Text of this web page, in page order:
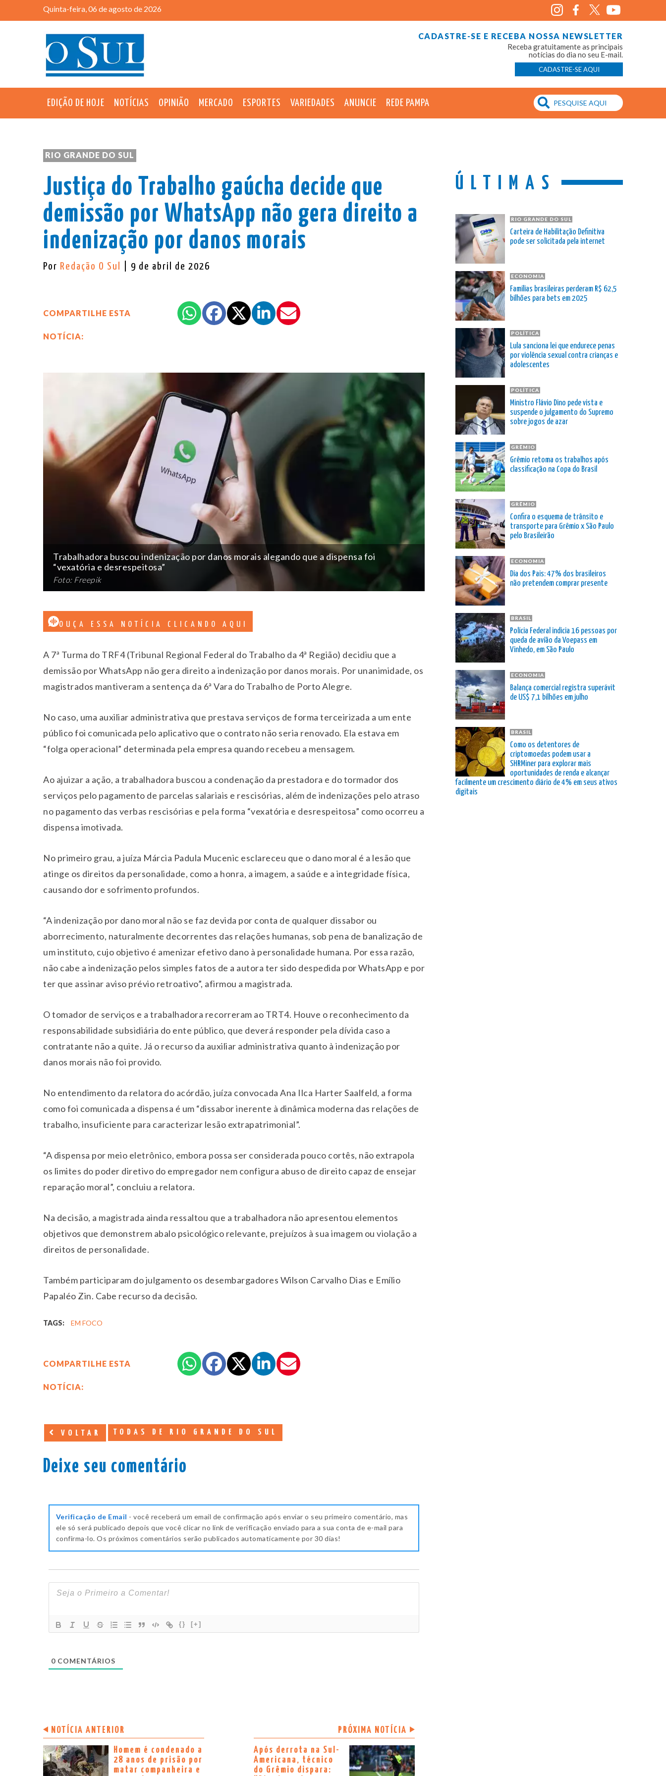
Quinta-feira, 06 de agosto de 2026
CADASTRE-SE E RECEBA NOSSA NEWSLETTER
Receba gratuitamente as principais
notícias do dia no seu E-mail.
CADASTRE-SE AQUI
EDIÇÃO DE HOJE NOTÍCIAS OPINIÃO MERCADO ESPORTES VARIEDADES ANUNCIE REDE PAMPA
RIO GRANDE DO SUL
Justiça do Trabalho gaúcha decide que
demissão por WhatsApp não gera direito a
indenização por danos morais
Por Redação O Sul | 9 de abril de 2026
COMPARTILHE ESTA
NOTÍCIA:
Trabalhadora buscou indenização por danos morais alegando que a dispensa foi
“vexatória e desrespeitosa”
Foto: Freepik
OUÇA ESSA NOTÍCIA CLICANDO AQUI
A 7ª Turma do TRF4 (Tribunal Regional Federal do Trabalho da 4ª Região) decidiu que a
demissão por WhatsApp não gera direito a indenização por danos morais. Por unanimidade, os
magistrados mantiveram a sentença da 6ª Vara do Trabalho de Porto Alegre.
No caso, uma auxiliar administrativa que prestava serviços de forma terceirizada a um ente
público foi comunicada pelo aplicativo que o contrato não seria renovado. Ela estava em
“folga operacional” determinada pela empresa quando recebeu a mensagem.
Ao ajuizar a ação, a trabalhadora buscou a condenação da prestadora e do tormador dos
serviços pelo pagamento de parcelas salariais e rescisórias, além de indenizações pelo atraso
no pagamento das verbas rescisórias e pela forma “vexatória e desrespeitosa” como ocorreu a
dispensa imotivada.
No primeiro grau, a juíza Márcia Padula Mucenic esclareceu que o dano moral é a lesão que
atinge os direitos da personalidade, como a honra, a imagem, a saúde e a integridade física,
causando dor e sofrimento profundos.
“A indenização por dano moral não se faz devida por conta de qualquer dissabor ou
aborrecimento, naturalmente decorrentes das relações humanas, sob pena de banalização de
um instituto, cujo objetivo é amenizar efetivo dano à personalidade humana. Por essa razão,
não cabe a indenização pelos simples fatos de a autora ter sido despedida por WhatsApp e por
ter que assinar aviso prévio retroativo”, afirmou a magistrada.
O tomador de serviços e a trabalhadora recorreram ao TRT4. Houve o reconhecimento da
responsabilidade subsidiária do ente público, que deverá responder pela dívida caso a
contratante não a quite. Já o recurso da auxiliar administrativa quanto à indenização por
danos morais não foi provido.
No entendimento da relatora do acórdão, juíza convocada Ana Ilca Harter Saalfeld, a forma
como foi comunicada a dispensa é um “dissabor inerente à dinâmica moderna das relações de
trabalho, insuficiente para caracterizar lesão extrapatrimonial”.
“A dispensa por meio eletrônico, embora possa ser considerada pouco cortês, não extrapola
os limites do poder diretivo do empregador nem configura abuso de direito capaz de ensejar
reparação moral”, concluiu a relatora.
Na decisão, a magistrada ainda ressaltou que a trabalhadora não apresentou elementos
objetivos que demonstrem abalo psicológico relevante, prejuízos à sua imagem ou violação a
direitos de personalidade.
Também participaram do julgamento os desembargadores Wilson Carvalho Dias e Emílio
Papaléo Zin. Cabe recurso da decisão.
TAGS: EM FOCO
COMPARTILHE ESTA
NOTÍCIA:
VOLTAR TODAS DE RIO GRANDE DO SUL
Deixe seu comentário
Verificação de Email - você receberá um email de confirmação após enviar o seu primeiro comentário, mas
ele só será publicado depois que você clicar no link de verificação enviado para a sua conta de e-mail para
confirma-lo. Os próximos comentários serão publicados automaticamente por 30 dias!
{} [+]
0 COMENTÁRIOS
NOTÍCIA ANTERIOR
Homem é condenado a
28 anos de prisão por
matar companheira e
PRÓXIMA NOTÍCIA
Após derrota na Sul-
Americana, técnico
do Grêmio dispara:
ÚLTIMAS
RIO GRANDE DO SUL
Carteira de Habilitação Definitiva
pode ser solicitada pela internet
ECONOMIA
Famílias brasileiras perderam R$ 62,5
bilhões para bets em 2025
POLÍTICA
Lula sanciona lei que endurece penas
por violência sexual contra crianças e
adolescentes
POLÍTICA
Ministro Flávio Dino pede vista e
suspende o julgamento do Supremo
sobre jogos de azar
GRÊMIO
Grêmio retoma os trabalhos após
classificação na Copa do Brasil
GRÊMIO
Confira o esquema de trânsito e
transporte para Grêmio x São Paulo
pelo Brasileirão
ECONOMIA
Dia dos Pais: 47% dos brasileiros
não pretendem comprar presente
BRASIL
Polícia Federal indicia 16 pessoas por
queda de avião da Voepass em
Vinhedo, em São Paulo
ECONOMIA
Balança comercial registra superávit
de US$ 7,1 bilhões em julho
BRASIL
Como os detentores de
criptomoedas podem usar a
SHRMiner para explorar mais
oportunidades de renda e alcançar
facilmente um crescimento diário de 4% em seus ativos
digitais